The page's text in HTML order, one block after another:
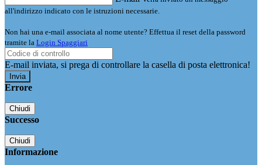
all'indirizzo indicato con le istruzioni necessarie.
Non hai una e-mail associata al nome utente? Effettua il reset della password
tramite la Login Spaggiari
E-mail inviata, si prega di controllare la casella di posta elettronica!
Errore
Chiudi
Successo
Chiudi
Informazione